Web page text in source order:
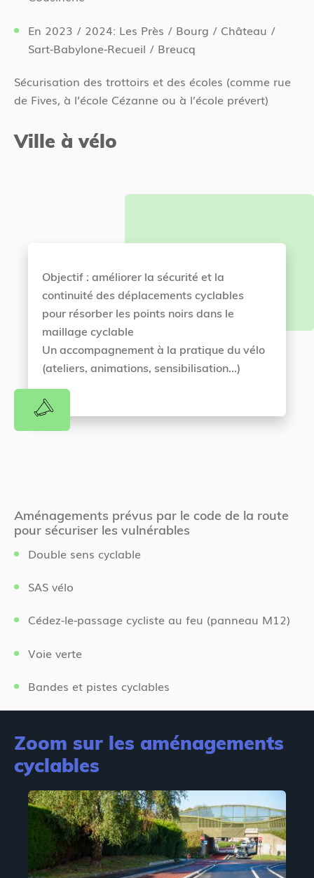
En 2023 / 2024: Les Près / Bourg / Château /
Sart-Babylone-Recueil / Breucq
Sécurisation des trottoirs et des écoles (comme rue
de Fives, à l’école Cézanne ou à l’école prévert)
Ville à vélo
Objectif : améliorer la sécurité et la
continuité des déplacements cyclables
pour résorber les points noirs dans le
maillage cyclable
Un accompagnement à la pratique du vélo
(ateliers, animations, sensibilisation...)
Aménagements prévus par le code de la route
pour sécuriser les vulnérables
Double sens cyclable
SAS vélo
Cédez-le-passage cycliste au feu (panneau M12)
Voie verte
Bandes et pistes cyclables
Zoom sur les aménagements
cyclables